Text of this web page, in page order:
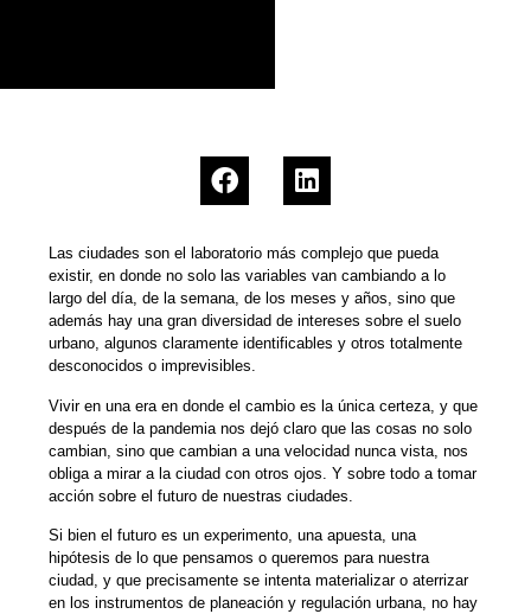
Las ciudades son el laboratorio más complejo que pueda
existir, en donde no solo las variables van cambiando a lo
largo del día, de la semana, de los meses y años, sino que
además hay una gran diversidad de intereses sobre el suelo
urbano, algunos claramente identificables y otros totalmente
desconocidos o imprevisibles.
Vivir en una era en donde el cambio es la única certeza, y que
después de la pandemia nos dejó claro que las cosas no solo
cambian, sino que cambian a una velocidad nunca vista, nos
obliga a mirar a la ciudad con otros ojos. Y sobre todo a tomar
acción sobre el futuro de nuestras ciudades.
Si bien el futuro es un experimento, una apuesta, una
hipótesis de lo que pensamos o queremos para nuestra
ciudad, y que precisamente se intenta materializar o aterrizar
en los instrumentos de planeación y regulación urbana, no hay